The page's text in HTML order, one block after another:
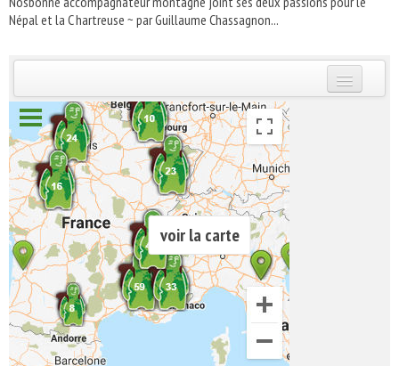
Népal et la C hartreuse ~ par Guillaume Chassagnon...
INSCRIVEZ-VOUS | ABONNEZ-VOUS
voir la carte